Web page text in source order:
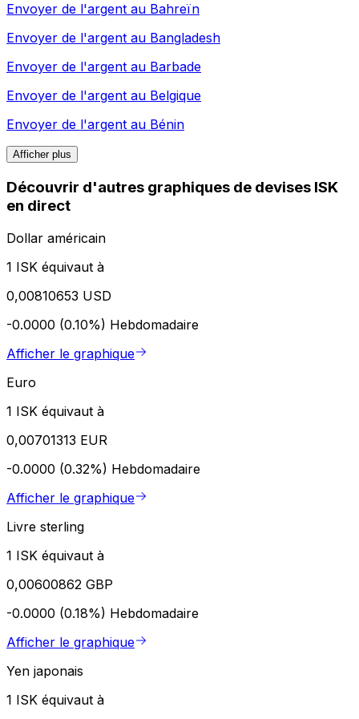
Envoyer de l'argent au Bahreïn
Envoyer de l'argent au Bangladesh
Envoyer de l'argent au Barbade
Envoyer de l'argent au Belgique
Envoyer de l'argent au Bénin
Afficher plus
Découvrir d'autres graphiques de devises ISK
en direct
Dollar américain
1 ISK équivaut à
0,00810653 USD
-0.0000 (0.10%) Hebdomadaire
Afficher le graphique
Euro
1 ISK équivaut à
0,00701313 EUR
-0.0000 (0.32%) Hebdomadaire
Afficher le graphique
Livre sterling
1 ISK équivaut à
0,00600862 GBP
-0.0000 (0.18%) Hebdomadaire
Afficher le graphique
Yen japonais
1 ISK équivaut à